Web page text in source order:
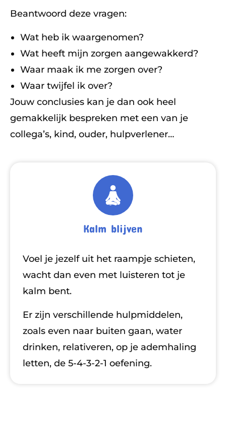
Beantwoord deze vragen:
Wat heb ik waargenomen?
Wat heeft mijn zorgen aangewakkerd?
Waar maak ik me zorgen over?
Waar twijfel ik over?
Jouw conclusies kan je dan ook heel
gemakkelijk bespreken met een van je
collega’s, kind, ouder, hulpverlener…
Kalm blijven
Voel je jezelf uit het raampje schieten,
wacht dan even met luisteren tot je
kalm bent.
Er zijn verschillende hulpmiddelen,
zoals even naar buiten gaan, water
drinken, relativeren, op je ademhaling
letten, de 5-4-3-2-1 oefening.